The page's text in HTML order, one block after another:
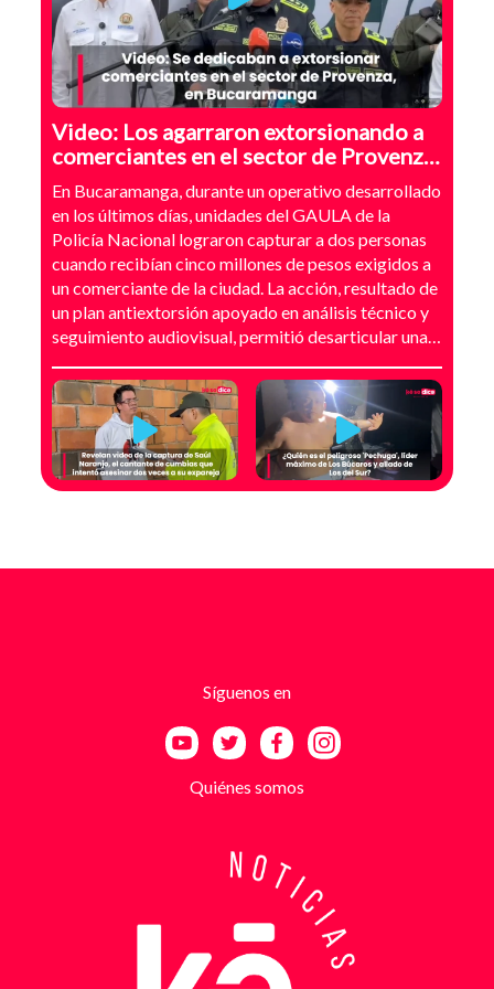
Video: Los agarraron extorsionando a
comerciantes en el sector de Provenza,
Bucaramanga
En Bucaramanga, durante un operativo desarrollado
en los últimos días, unidades del GAULA de la
Policía Nacional lograron capturar a dos personas
cuando recibían cinco millones de pesos exigidos a
un comerciante de la ciudad. La acción, resultado de
un plan antiextorsión apoyado en análisis técnico y
seguimiento audiovisual, permitió desarticular una
digitales, suplantación de grupos armados y presión
directa sobre establecimientos comerciales. La
investigación no comenzó con la captura, sino con el
temor de un comerciante que empezó a recibir
mensajes y llamadas en las que le exigían dinero a
a las amenazas. Las exigencias económicas variaban
entre uno y cinco millones de pesos, dependiendo de
la supuesta “capacidad de pago” de cada víctima. A
antiextorsión que se extendió por varios sectores
investigadores revisaron más de 200 cámaras de
seguridad públicas y privadas, además de analizar
cerca de 300 horas de grabaciones, con el objetivo
de reconstruir los movimientos de los sospechosos
y establecer patrones de comportamiento. Ese
seguimiento permitió identificar no solo el punto y
Síguenos en
Quiénes somos